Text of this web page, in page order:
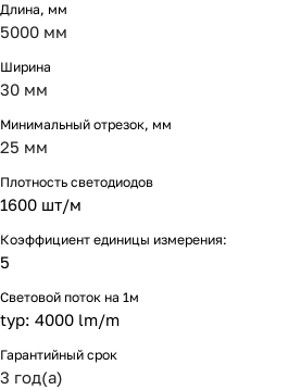
Длина, мм
5000 мм
Ширина
30 мм
Минимальный отрезок, мм
25 мм
Плотность светодиодов
1600 шт/м
Коэффициент единицы измерения:
5
Световой поток на 1м
typ: 4000 lm/m
Гарантийный срок
3 год(а)